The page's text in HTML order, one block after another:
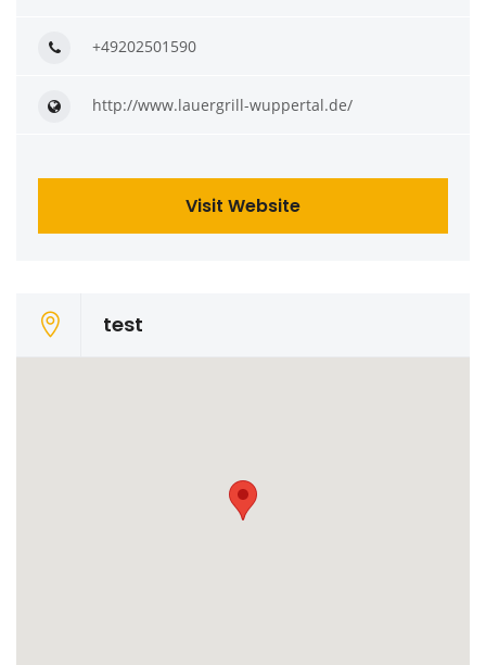
+49202501590
http://www.lauergrill-wuppertal.de/
Visit Website
test